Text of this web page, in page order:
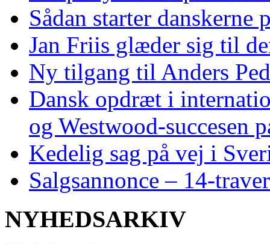
Sådan starter danskerne
Jan Friis glæder sig til
Ny tilgang til Anders
Dansk opdræt i
og Westwood‑succesen
Kedelig sag på vej i
Salgsannonce –
NYHEDSARKIV